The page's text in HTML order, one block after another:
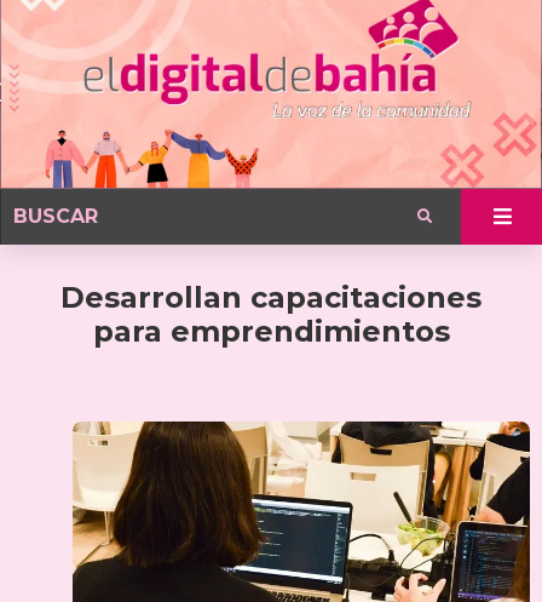
Desarrollan capacitaciones
para emprendimientos